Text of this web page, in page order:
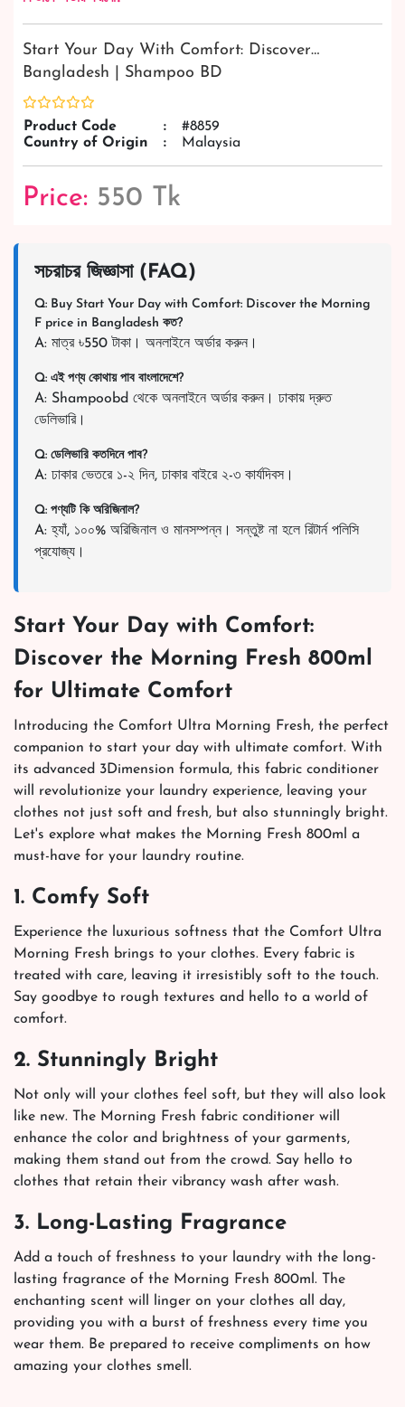
Start Your Day With Comfort: Discover…
Bangladesh | Shampoo BD
Product Code :
#8859
Country of Origin
: Malaysia
Price: 550 Tk
সচরাচর জিজ্ঞাসা (FAQ)
Q: Buy Start Your Day with Comfort: Discover the Morning
F price in Bangladesh কত?
A: মাত্র ৳550 টাকা। অনলাইনে অর্ডার করুন।
Q: এই পণ্য কোথায় পাব বাংলাদেশে?
A: Shampoobd থেকে অনলাইনে অর্ডার করুন। ঢাকায় দ্রুত
ডেলিভারি।
Q: ডেলিভারি কতদিনে পাব?
A: ঢাকার ভেতরে ১-২ দিন, ঢাকার বাইরে ২-৩ কার্যদিবস।
Q: পণ্যটি কি অরিজিনাল?
A: হ্যাঁ, ১০০% অরিজিনাল ও মানসম্পন্ন। সন্তুষ্ট না হলে রিটার্ন পলিসি
প্রযোজ্য।
Start Your Day with Comfort:
Discover the Morning Fresh 800ml
for Ultimate Comfort
Introducing the Comfort Ultra Morning Fresh, the perfect
companion to start your day with ultimate comfort. With
its advanced 3Dimension formula, this fabric conditioner
will revolutionize your laundry experience, leaving your
clothes not just soft and fresh, but also stunningly bright.
Let's explore what makes the Morning Fresh 800ml a
must-have for your laundry routine.
1. Comfy Soft
Experience the luxurious softness that the Comfort Ultra
Morning Fresh brings to your clothes. Every fabric is
treated with care, leaving it irresistibly soft to the touch.
Say goodbye to rough textures and hello to a world of
comfort.
2. Stunningly Bright
Not only will your clothes feel soft, but they will also look
like new. The Morning Fresh fabric conditioner will
enhance the color and brightness of your garments,
making them stand out from the crowd. Say hello to
clothes that retain their vibrancy wash after wash.
3. Long-Lasting Fragrance
Add a touch of freshness to your laundry with the long-
lasting fragrance of the Morning Fresh 800ml. The
enchanting scent will linger on your clothes all day,
providing you with a burst of freshness every time you
wear them. Be prepared to receive compliments on how
amazing your clothes smell.